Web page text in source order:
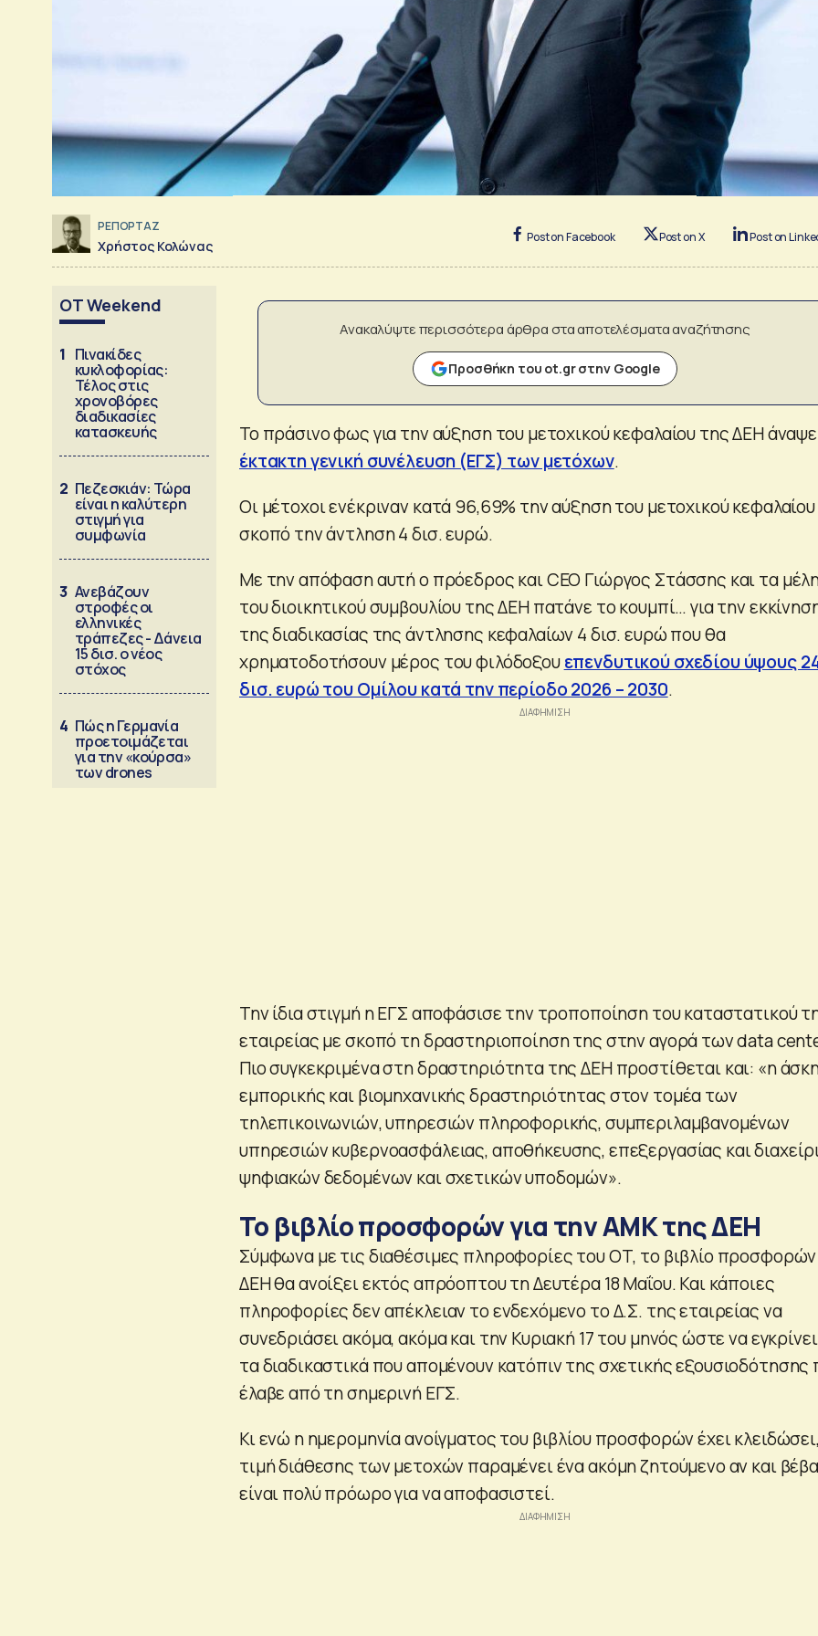
ΡΕΠΟΡΤΑΖ
Χρήστος Κολώνας
Post on Facebook Post on X Post on
OT Weekend
1 Πινακίδες
κυκλοφορίας:
Τέλος στις
χρονοβόρες
διαδικασίες
κατασκευής
2 Πεζεσκιάν: Τώρα
είναι η καλύτερη
στιγμή για
συμφωνία
3 Ανεβάζουν
στροφές οι
ελληνικές
τράπεζες - Δάνεια
15 δισ. ο νέος
στόχος
4 Πώς η Γερμανία
προετοιμάζεται
για την «κούρσα»
των drones
Ανακαλύψτε περισσότερα άρθρα στα αποτελέσματα αναζήτησης
Προσθήκη του ot.gr στην Google
Το πράσινο φως για την αύξηση του μετοχικού κεφαλαίου της ΔΕΗ
έκτακτη γενική συνέλευση (ΕΓΣ) των μετόχων.
Οι μέτοχοι ενέκριναν κατά 96,69% την αύξηση του μετοχικού
σκοπό την άντληση 4 δισ. ευρώ.
Με την απόφαση αυτή ο πρόεδρος και CEO Γιώργος Στάσσης και τα
του διοικητικού συμβουλίου της ΔΕΗ πατάνε το κουμπί… για την
της διαδικασίας της άντλησης κεφαλαίων 4 δισ. ευρώ που θα
χρηματοδοτήσουν μέρος του φιλόδοξουεπενδυτικού σχεδίου ύψους
δισ. ευρώ του Ομίλου κατά την περίοδο 2026 – 2030.
Την ίδια στιγμή η ΕΓΣ αποφάσισε την τροποποίηση του καταστατικού
εταιρείας με σκοπό τη δραστηριοποίηση της στην αγορά των data
Πιο συγκεκριμένα στη δραστηριότητα της ΔΕΗ προστίθεται και: «η
εμπορικής και βιομηχανικής δραστηριότητας στον τομέα των
τηλεπικοινωνιών, υπηρεσιών πληροφορικής, συμπεριλαμβανομένων
υπηρεσιών κυβερνοασφάλειας, αποθήκευσης, επεξεργασίας και
ψηφιακών δεδομένων και σχετικών υποδομών».
Το βιβλίο προσφορών για την ΑΜΚ της ΔΕΗ
Σύμφωνα με τις διαθέσιμες πληροφορίες του ΟΤ, το βιβλίο
ΔΕΗ θα ανοίξει εκτός απρόοπτου τη Δευτέρα 18 Μαΐου. Και κάποιες
πληροφορίες δεν απέκλειαν το ενδεχόμενο το Δ.Σ. της εταιρείας να
συνεδριάσει ακόμα, ακόμα και την Κυριακή 17 του μηνός ώστε να
τα διαδικαστικά που απομένουν κατόπιν της σχετικής εξουσιοδότησης
έλαβε από τη σημερινή ΕΓΣ.
Κι ενώ η ημερομηνία ανοίγματος του βιβλίου προσφορών έχει
τιμή διάθεσης των μετοχών παραμένει ένα ακόμη ζητούμενο αν και
είναι πολύ πρόωρο για να αποφασιστεί.